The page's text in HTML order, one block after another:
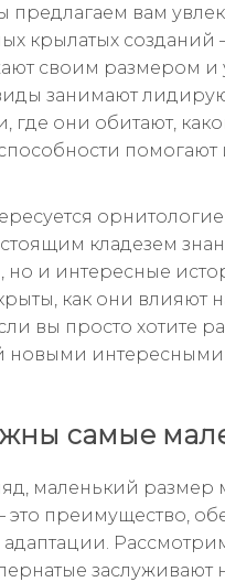
предлагаем вам
крылатых
своим размером
виды занимают
где они обитают,
кладезем
и интересные
как они влияют
вы просто хотите
новыми интересными
самые
маленький размер
это преимущество,
заслуживают